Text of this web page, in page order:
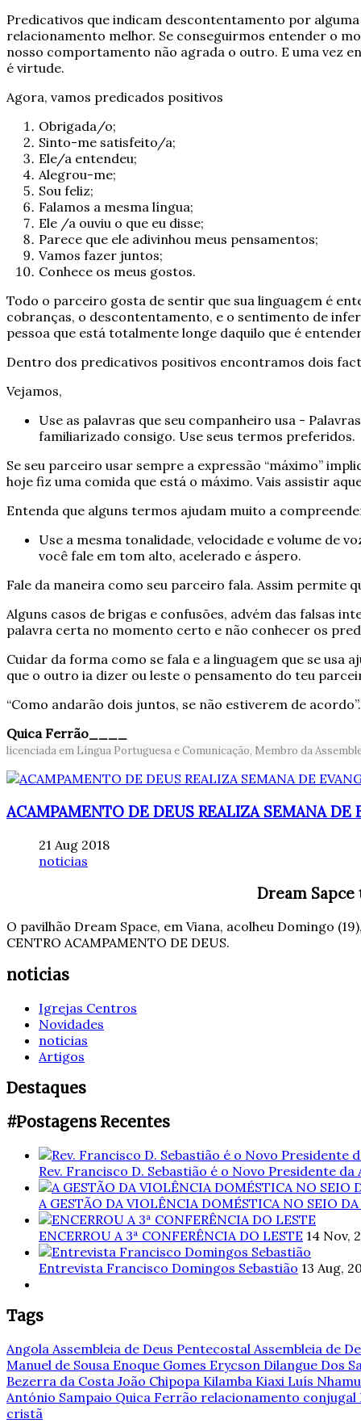
Predicativos que indicam descontentamento por
relacionamento melhor. Se conseguirmos entender o
nosso comportamento não agrada o outro. E uma vez
é virtude.
Agora, vamos predicados positivos
Obrigada/o;
Sinto-me satisfeito/a;
Ele/a entendeu;
Alegrou-me;
Sou feliz;
Falamos a mesma língua;
Ele /a ouviu o que eu disse;
Parece que ele adivinhou meus pensamentos;
Vamos fazer juntos;
Conhece os meus gostos.
Todo o parceiro gosta de sentir que sua linguagem é
cobranças, o descontentamento, e o sentimento de
pessoa que está totalmente longe daquilo que é
Dentro dos predicativos positivos encontramos dois
Vejamos,
Use as palavras que seu companheiro usa -
familiarizado consigo. Use seus termos preferidos.
Se seu parceiro usar sempre a expressão “máximo”
hoje fiz uma comida que está o máximo. Vais assistir
Entenda que alguns termos ajudam muito a
Use a mesma tonalidade, velocidade e volume de
você fale em tom alto, acelerado e áspero.
Fale da maneira como seu parceiro fala. Assim permite
Alguns casos de brigas e confusões, advém das falsas
palavra certa no momento certo e não conhecer os
Cuidar da forma como se fala e a linguagem que se
que o outro ia dizer ou leste o pensamento do teu
“Como andarão dois juntos, se não estiverem de
Quica Ferrão____
licenciada em Língua Portuguesa e Comunicação, Membro da
ACAMPAMENTO DE DEUS REALIZA SEMANA DE
21 Aug 2018
noticias
Dream
O pavilhão Dream Space, em Viana, acolheu Domingo
CENTRO ACAMPAMENTO DE DEUS.
noticias
Igrejas Centros
Novidades
noticias
Artigos
Destaques
#Postagens Recentes
Rev. Francisco D. Sebastião é o Novo Presidente da
A GESTÃO DA VIOLÊNCIA DOMÉSTICA NO SEIO
ENCERROU A 3ª CONFERÊNCIA DO LESTE 14 Nov,
Entrevista Francisco Domingos Sebastião 13 Aug,
Tags
Angola Assembleia de Deus Pentecostal Assembleia de
Manuel de Sousa Enoque Gomes Erycson Dilangue Dos
Bezerra da Costa João Chipopa Kilamba Kiaxi Luís
António Sampaio Quica Ferrão relacionamento conjugal
cristã